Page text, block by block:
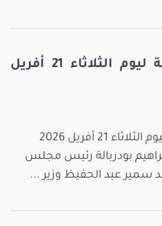
ملخّص الجلسة العامة ليوم الثلاثاء 21 أفريل
عقد مجلس نوّاب الشعب اليوم الثلاثاء 21 أفريل 2026
بودربالة رئيس مجلس
سمير عبد الحفيظ وزير ...